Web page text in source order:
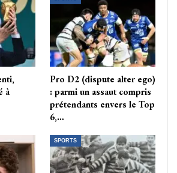
à
Pro D2 (dispute alter ego)
: parmi un assaut compris
prétendants envers le Top
6,…
SPORTS